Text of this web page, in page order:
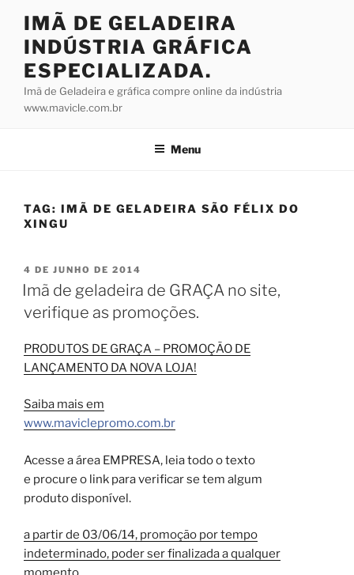
conteúdo
IMÃ DE GELADEIRA
INDÚSTRIA GRÁFICA
ESPECIALIZADA.
Imã de Geladeira e gráfica compre online da indústria
www.mavicle.com.br
Menu
TAG: IMÃ DE GELADEIRA SÃO FÉLIX DO
XINGU
PUBLICADO
EM
4 DE JUNHO DE 2014
Imã de geladeira de GRAÇA no site,
verifique as promoções.
PRODUTOS DE GRAÇA – PROMOÇÃO DE
LANÇAMENTO DA NOVA LOJA!
Saiba mais em
www.maviclepromo.com.br
Acesse a área EMPRESA, leia todo o texto
e procure o link para verificar se tem algum
produto disponível.
a partir de 03/06/14, promoção por tempo
indeterminado, poder ser finalizada a qualquer